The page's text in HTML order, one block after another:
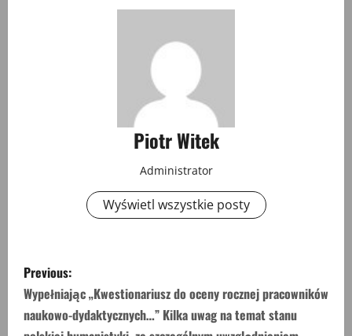
Piotr Witek
Administrator
Wyświetl wszystkie posty
P
o
Previous:
Wypełniając „Kwestionariusz do oceny rocznej pracowników
naukowo-dydaktycznych…” Kilka uwag na temat stanu